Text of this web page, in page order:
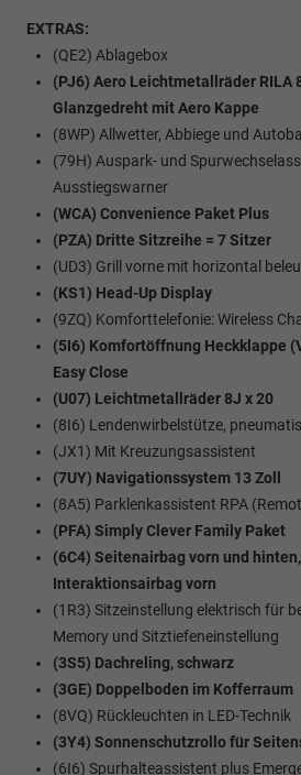
EXTRAS:
(QE2) Ablagebox
(PJ6) Aero Leichtmetallräder RILA
Glanzgedreht mit Aero Kappe
(8WP) Allwetter, Abbiege und
(79H) Auspark- und
Ausstiegswarner
(WCA) Convenience Paket Plus
(PZA) Dritte Sitzreihe = 7 Sitzer
(UD3) Grill vorne mit horizontal
(KS1) Head-Up Display
(9ZQ) Komforttelefonie: Wireless
(5I6) Komfortöffnung Heckklappe
Easy Close
(U07) Leichtmetallräder 8J x 20
(8I6) Lendenwirbelstütze,
(JX1) Mit Kreuzungsassistent
(7UY) Navigationssystem 13 Zoll
(8A5) Parklenkassistent RPA
(PFA) Simply Clever Family Paket
(6C4) Seitenairbag vorn und
Interaktionsairbag vorn
(1R3) Sitzeinstellung elektrisch für
Memory und Sitztiefeneinstellung
(3S5) Dachreling, schwarz
(3GE) Doppelboden im Kofferraum
(8VQ) Rückleuchten in LED-Technik
(3Y4) Sonnenschutzrollo für
(6I6) Spurhalteassistent plus